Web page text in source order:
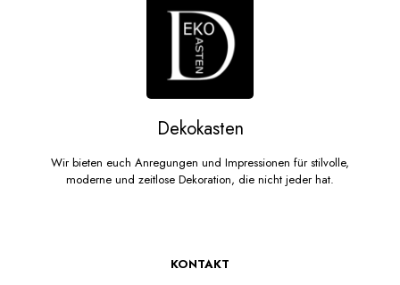
Dekokasten
Wir bieten euch Anregungen und Impressionen für stilvolle,
moderne und zeitlose Dekoration, die nicht jeder hat.
KONTAKT